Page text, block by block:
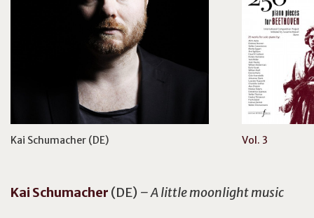
Kai Schumacher (DE) Vol. 3
Kai Schumacher (DE) – A little moonlight music